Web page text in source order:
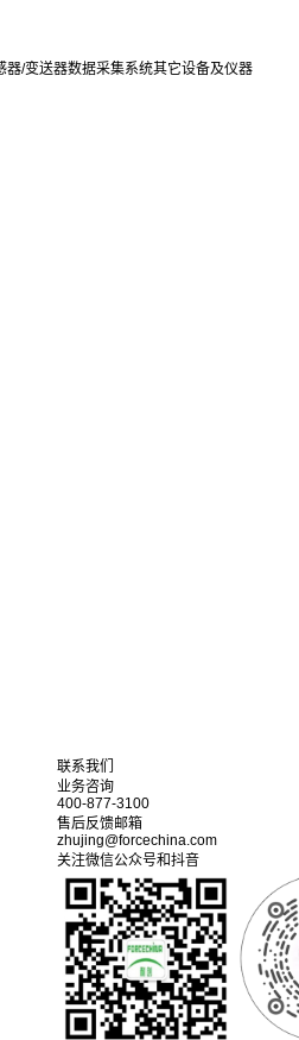
器/变送器数据采集系统其它设备及仪器
联系我们
业务咨询
400-877-3100
售后反馈邮箱
zhujing@forcechina.com
关注微信公众号和抖音